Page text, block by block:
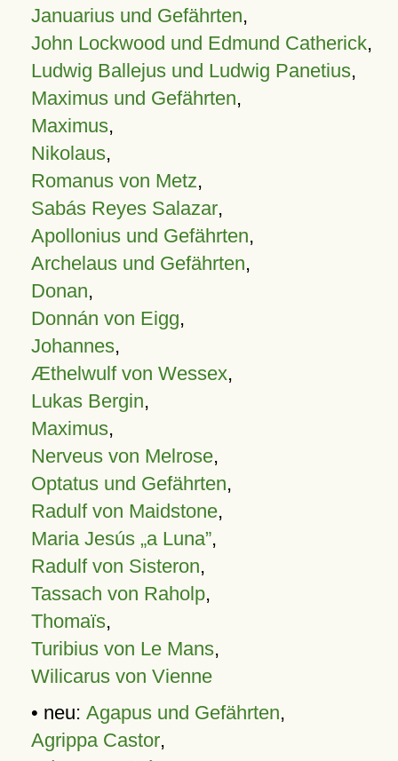
Januarius und Gefährten,
John Lockwood und Edmund Catherick,
Ludwig Ballejus und Ludwig Panetius,
Maximus und Gefährten,
Maximus,
Nikolaus,
Romanus von Metz,
Sabás Reyes Salazar,
Apollonius und Gefährten,
Archelaus und Gefährten,
Donan,
Donnán von Eigg,
Johannes,
Æthelwulf von Wessex,
Lukas Bergin,
Maximus,
Nerveus von Melrose,
Optatus und Gefährten,
Radulf von Maidstone,
Maria Jesús „a Luna”,
Radulf von Sisteron,
Tassach von Raholp,
Thomaïs,
Turibius von Le Mans,
Wilicarus von Vienne
• neu: Agapus und Gefährten,
Agrippa Castor,